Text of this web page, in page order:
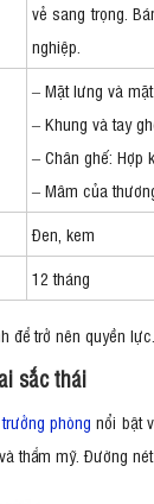
vẻ sang trọng.
nghiệp.
– Mặt lưng và
– Khung và tay
– Chân ghế: Hợp
– Mâm của
Đen, kem
12 tháng
để trở nên quyền lực.
sắc thái
phòng nổi bật
thẩm mỹ. Đường